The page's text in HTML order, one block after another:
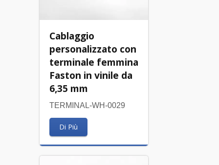
Cablaggio
personalizzato con
terminale femmina
Faston in vinile da
6,35 mm
TERMINAL-WH-0029
Di Più